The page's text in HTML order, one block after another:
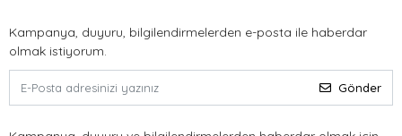
Kampanya, duyuru, bilgilendirmelerden e-posta ile haberdar
olmak istiyorum.
Gönder